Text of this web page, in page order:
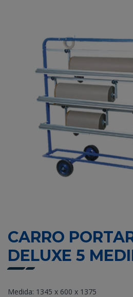
CARRO
DELUXE 5
Medida: 1345 x 600 x 1375